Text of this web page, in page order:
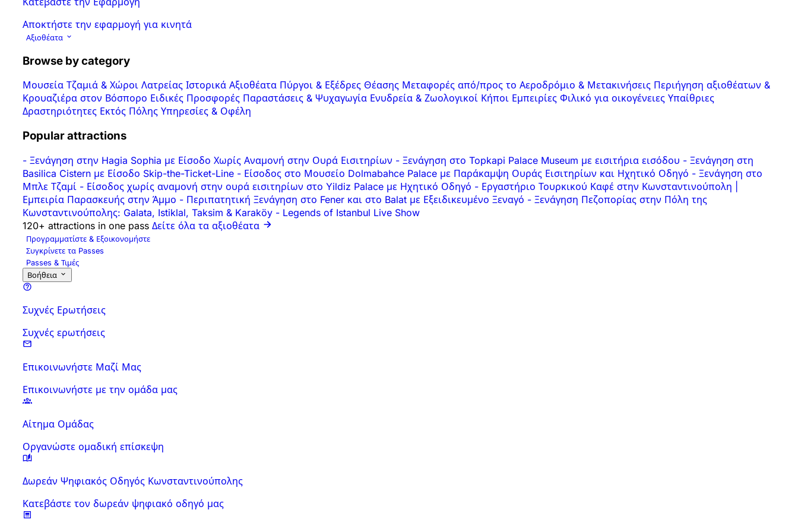
Αποκτήστε την εφαρμογή για κινητά
Αξιοθέατα
Browse by category
Μουσεία Τζαμιά & Χώροι Λατρείας Ιστορικά Αξιοθέατα Πύργοι & Εξέδρες Θέασης Μεταφορές από/προς το Αεροδρόμιο & Μετακινήσεις Περιήγηση αξιοθέατων &
Κρουαζιέρα στον Βόσπορο Ειδικές Προσφορές Παραστάσεις & Ψυχαγωγία Ενυδρεία & Ζωολογικοί Κήποι Εμπειρίες Φιλικό για οικογένειες Υπαίθριες
Δραστηριότητες Εκτός Πόλης Υπηρεσίες & Οφέλη
Popular attractions
- Ξενάγηση στην Hagia Sophia με Είσοδο Χωρίς Αναμονή στην Ουρά Εισιτηρίων - Ξενάγηση στο Topkapi Palace Museum με εισιτήρια εισόδου - Ξενάγηση στη
Basilica Cistern με Είσοδο Skip-the-Ticket-Line - Είσοδος στο Μουσείο Dolmabahce Palace με Παράκαμψη Ουράς Εισιτηρίων και Ηχητικό Οδηγό - Ξενάγηση στο
Μπλε Τζαμί - Είσοδος χωρίς αναμονή στην ουρά εισιτηρίων στο Yildiz Palace με Ηχητικό Οδηγό - Εργαστήριο Τουρκικού Καφέ στην Κωνσταντινούπολη |
Εμπειρία Παρασκευής στην Άμμο - Περιπατητική Ξενάγηση στο Fener και στο Balat με Εξειδικευμένο Ξεναγό - Ξενάγηση Πεζοπορίας στην Πόλη της
Κωνσταντινούπολης: Galata, Istiklal, Taksim & Karaköy - Legends of Istanbul Live Show
120+ attractions in one pass Δείτε όλα τα αξιοθέατα
Προγραμματίστε & Εξοικονομήστε
Συγκρίνετε τα Passes
Passes & Τιμές
Βοήθεια
Συχνές Ερωτήσεις
Συχνές ερωτήσεις
Επικοινωνήστε Μαζί Μας
Επικοινωνήστε με την ομάδα μας
Αίτημα Ομάδας
Οργανώστε ομαδική επίσκεψη
Δωρεάν Ψηφιακός Οδηγός Κωνσταντινούπολης
Κατεβάστε τον δωρεάν ψηφιακό οδηγό μας